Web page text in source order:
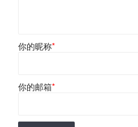
你的昵称*
你的邮箱*